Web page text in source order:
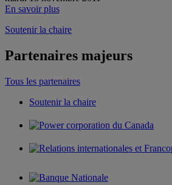
En savoir plus
Soutenir la chaire
Partenaires majeurs
Tous les partenaires
Soutenir la chaire